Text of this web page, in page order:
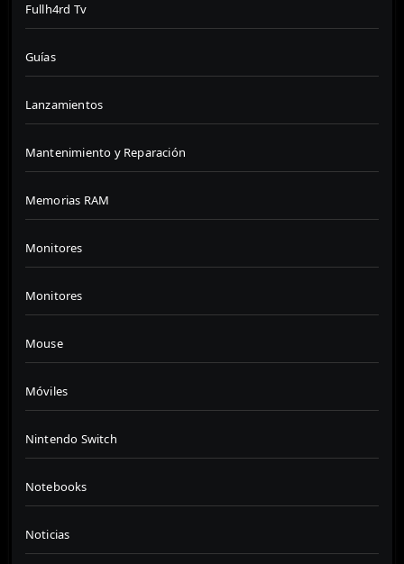
Fullh4rd Tv
Guías
Lanzamientos
Mantenimiento y Reparación
Memorias RAM
Monitores
Monitores
Mouse
Móviles
Nintendo Switch
Notebooks
Noticias